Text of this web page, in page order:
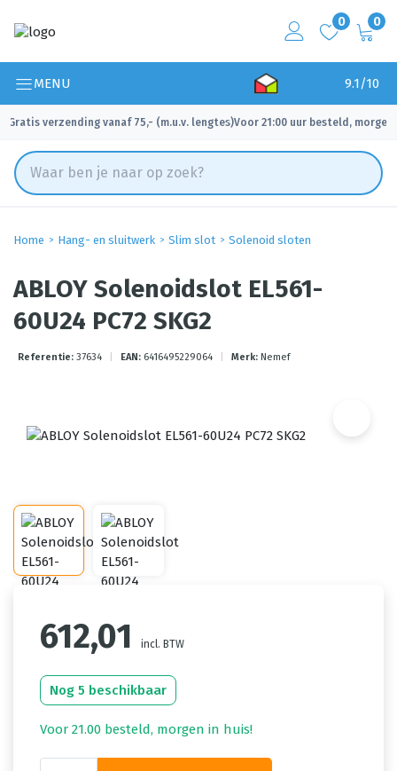
0 0
MENU 9.1/10
Gratis verzending vanaf 75,- (m.u.v. lengtes)
✓ Voor 21:00 uur besteld, morgen
Home Hang- en sluitwerk Slim slot Solenoid sloten
ABLOY Solenoidslot EL561-
60U24 PC72 SKG2
Referentie: 37634 EAN: 6416495229064 Merk: Nemef
612,01 incl. BTW
Nog 5 beschikbaar
Voor 21.00 besteld, morgen in huis!